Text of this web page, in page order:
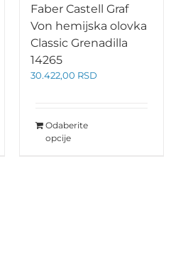
Faber Castell Graf
Von hemijska olovka
Classic Grenadilla
14265
30.422,00 RSD
Odaberite
opcije